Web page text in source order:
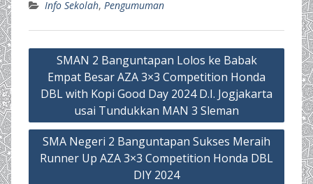
Info Sekolah, Pengumuman
Post
navigation
SMAN 2 Banguntapan Lolos ke Babak
Empat Besar AZA 3×3 Competition Honda
DBL with Kopi Good Day 2024 D.I. Jogjakarta
usai Tundukkan MAN 3 Sleman
SMA Negeri 2 Banguntapan Sukses Meraih
Runner Up AZA 3×3 Competition Honda DBL
DIY 2024